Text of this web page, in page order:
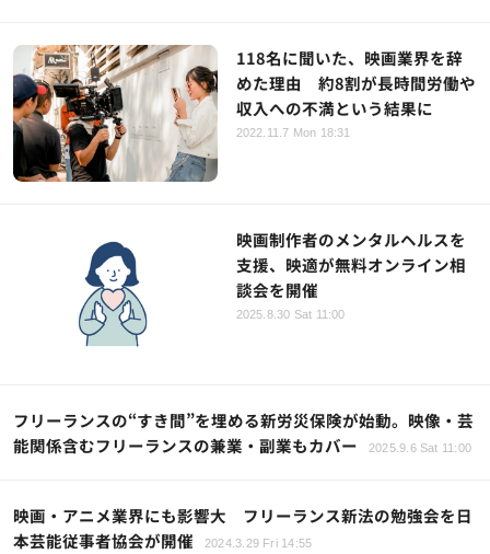
118名に聞いた、映画業界を辞
めた理由 約8割が長時間労働や
収入への不満という結果に
2022.11.7 Mon 18:31
映画制作者のメンタルヘルスを
支援、映適が無料オンライン相
談会を開催
2025.8.30 Sat 11:00
フリーランスの“すき間”を埋める新労災保険が始動。映像・芸
能関係含むフリーランスの兼業・副業もカバー
2025.9.6 Sat 11:00
映画・アニメ業界にも影響大 フリーランス新法の勉強会を日
本芸能従事者協会が開催
2024.3.29 Fri 14:55